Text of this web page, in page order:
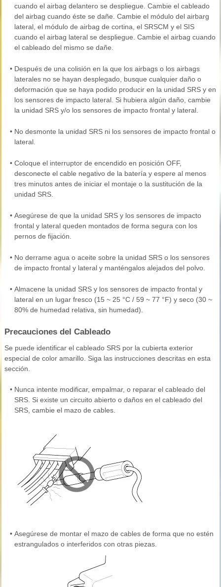
cuando el airbag delantero se despliegue. Cambie el cableado
del airbag cuando éste se dañe. Cambie el módulo del airbarg
lateral, el módulo de airbag de cortina, el SRSCM y el SIS
cuando el airbag lateral se despliegue. Cambie el airbag cuando
el cableado del mismo se dañe.
• Después de una colisión en la que los airbags o los airbags
laterales no se hayan desplegado, busque cualquier daño o
deformación que se haya podido producir en la unidad SRS y en
los sensores de impacto lateral. Si hubiera algún daño, cambie
la unidad SRS y/o los sensores de impacto frontal y lateral.
• No desmonte la unidad SRS ni los sensores de impacto frontal o
lateral.
• Coloque el interruptor de encendido en posición OFF,
desconecte el cable negativo de la batería y espere al menos
tres minutos antes de iniciar el montaje o la sustitución de la
unidad SRS.
• Asegúrese de que la unidad SRS y los sensores de impacto
frontal y lateral queden montados de forma segura con los
pernos de fijación.
• No derrame agua o aceite sobre la unidad SRS o los sensores
de impacto frontal y lateral y manténgalos alejados del polvo.
• Almacene la unidad SRS y los sensores de impacto frontal y
lateral en un lugar fresco (15 ~ 25 °C / 59 ~ 77 °F) y seco (30 ~
80% de humedad relativa, sin humedad).
Precauciones del Cableado
Se puede identificar el cableado SRS por la cubierta exterior
especial de color amarillo. Siga las instrucciones descritas en esta
sección.
• Nunca intente modificar, empalmar, o reparar el cableado del
SRS. Si existe un circuito abierto o daños en el cableado del
SRS, cambie el mazo de cables.
• Asegúrese de montar el mazo de cables de forma que no estén
estrangulados o interferidos con otras piezas.